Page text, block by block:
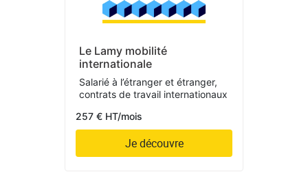
Le Lamy mobilité
internationale
Salarié à l’étranger et étranger,
contrats de travail internationaux
257 € HT/mois
Je découvre